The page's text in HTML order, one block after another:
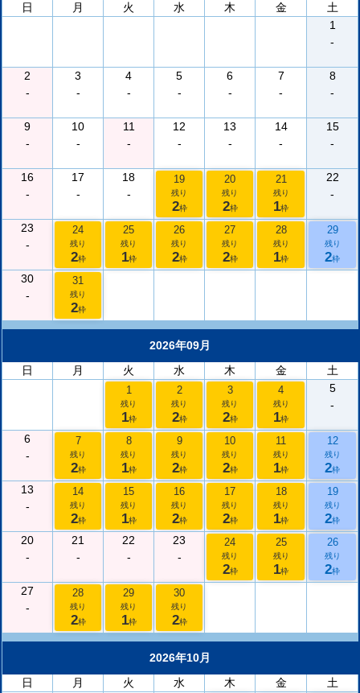
日
月 火 水 木 金
土
1
-
2
-
3
-
4
-
5
-
6
-
7
-
8
-
9
-
10
-
11
-
12
-
13
-
14
-
15
-
16
-
17
-
18
-
19
残り
2枠
20
残り
2枠
21
残り
1枠
22
-
23
-
24
残り
2枠
25
残り
1枠
26
残り
2枠
27
残り
2枠
28
残り
1枠
29
残り
2枠
30
-
31
残り
2枠
2026年09月
日
月 火 水 木 金 土
1
残り
1枠
2
残り
2枠
3
残り
2枠
4
残り
1枠
5
-
6
-
7
残り
2枠
8
残り
1枠
9
残り
2枠
10
残り
2枠
11
残り
1枠
12
残り
2枠
13
-
14
残り
2枠
15
残り
1枠
16
残り
2枠
17
残り
2枠
18
残り
1枠
19
残り
2枠
20
-
21
-
22
-
23
-
24
残り
2枠
25
残り
1枠
26
残り
2枠
27
-
28
残り
2枠
29
残り
1枠
30
残り
2枠
2026年10月
日
月 火 水 木 金 土